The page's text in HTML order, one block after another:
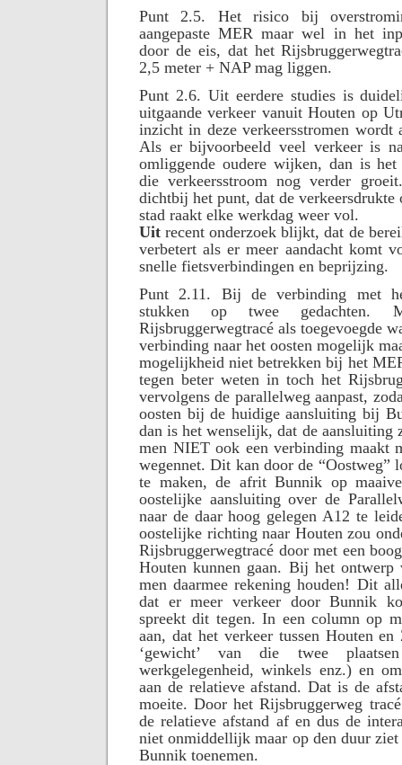
Punt 2.5. Het risico bij
aangepaste MER maar wel in het
door de eis, dat het
2,5 meter + NAP mag liggen.
Punt 2.6. Uit eerdere studies is
uitgaande verkeer vanuit Houten op
inzicht in deze verkeersstromen wordt
Als er bijvoorbeeld veel verkeer is
omliggende oudere wijken, dan is
die verkeersstroom nog verder
dichtbij het punt, dat de
stad raakt elke werkdag weer vol.
Uit recent onderzoek blijkt, dat de
verbetert als er meer aandacht komt
snelle fietsverbindingen en beprijzing.
Punt 2.11. Bij de verbinding met
stukken op twee
Rijsbruggerwegtracé als toegevoegde
verbinding naar het oosten mogelijk
mogelijkheid niet betrekken bij het
tegen beter weten in toch het
vervolgens de parallelweg aanpast,
oosten bij de huidige aansluiting bij
dan is het wenselijk, dat de aansluiting
men NIET ook een verbinding maakt
wegennet. Dit kan door de “Oostweg”
te maken, de afrit Bunnik op
oostelijke aansluiting over de
naar de daar hoog gelegen A12 te
oostelijke richting naar Houten zou
Rijsbruggerwegtracé door met een
Houten kunnen gaan. Bij het
men daarmee rekening houden! Dit
dat er meer verkeer door Bunnik
spreekt dit tegen. In een column op
aan, dat het verkeer tussen Houten
‘gewicht’ van die twee
werkgelegenheid, winkels enz.) en
aan de relatieve afstand. Dat is de
moeite. Door het Rijsbruggerweg
de relatieve afstand af en dus de
niet onmiddellijk maar op den duur
Bunnik toenemen.